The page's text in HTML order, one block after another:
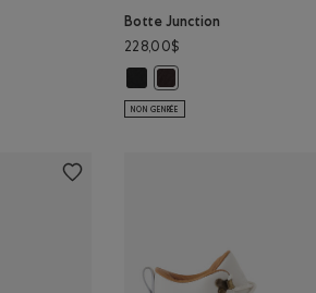
Botte Junction
228,00$
Botte Junction: NOIR Couleur
NON GENRÉE